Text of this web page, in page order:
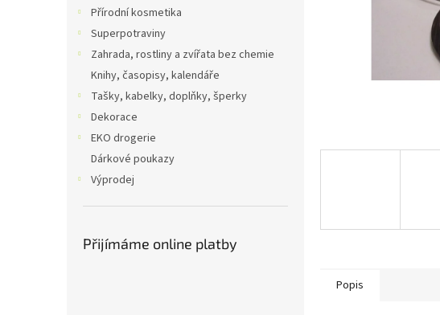
Přírodní kosmetika
Superpotraviny
Zahrada, rostliny a zvířata bez chemie
Knihy, časopisy, kalendáře
Tašky, kabelky, doplňky, šperky
Dekorace
EKO drogerie
Dárkové poukazy
Výprodej
Přijímáme online platby
Popis